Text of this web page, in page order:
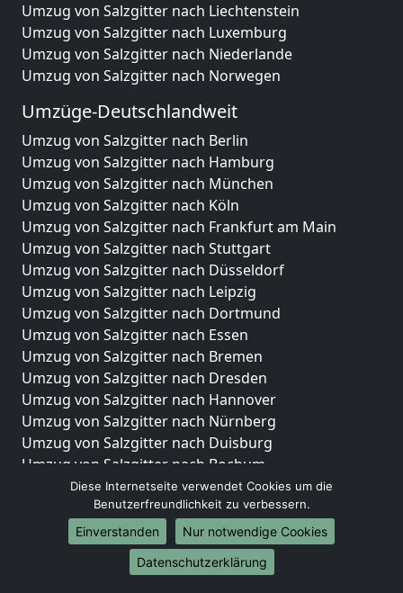
Umzug von Salzgitter nach Liechtenstein
Umzug von Salzgitter nach Luxemburg
Umzug von Salzgitter nach Niederlande
Umzug von Salzgitter nach Norwegen
Umzüge-Deutschlandweit
Umzug von Salzgitter nach Berlin
Umzug von Salzgitter nach Hamburg
Umzug von Salzgitter nach München
Umzug von Salzgitter nach Köln
Umzug von Salzgitter nach Frankfurt am Main
Umzug von Salzgitter nach Stuttgart
Umzug von Salzgitter nach Düsseldorf
Umzug von Salzgitter nach Leipzig
Umzug von Salzgitter nach Dortmund
Umzug von Salzgitter nach Essen
Umzug von Salzgitter nach Bremen
Umzug von Salzgitter nach Dresden
Umzug von Salzgitter nach Hannover
Umzug von Salzgitter nach Nürnberg
Umzug von Salzgitter nach Duisburg
Umzug von Salzgitter nach Bochum
Umzug von Salzgitter nach Wuppertal
Umzug von Salzgitter nach Bielefeld
Umzug von Salzgitter nach Bonn
Umzug von Salzgitter nach Münster
Diese Internetseite verwendet Cookies um die
Benutzerfreundlichkeit zu verbessern.
Einverstanden
Nur notwendige Cookies
Datenschutzerklärung